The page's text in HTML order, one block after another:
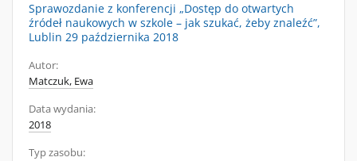
Sprawozdanie z konferencji „Dostęp do otwartych
źródeł naukowych w szkole – jak szukać, żeby znaleźć”,
Lublin 29 października 2018
Autor:
Matczuk, Ewa
Data wydania:
2018
Typ zasobu: